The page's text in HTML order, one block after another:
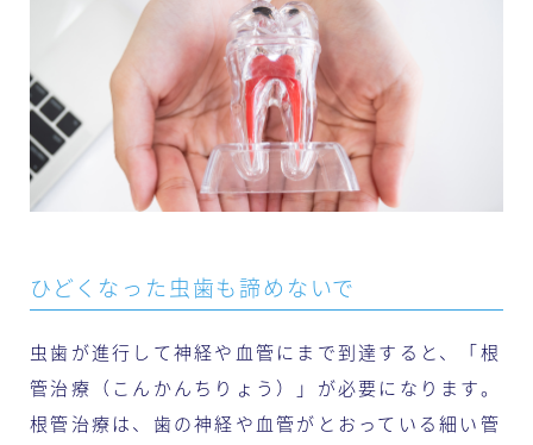
ひどくなった虫歯も諦めないで
虫歯が進行して神経や血管にまで到達すると、「根
管治療（こんかんちりょう）」が必要になります。
根管治療は、歯の神経や血管がとおっている細い管